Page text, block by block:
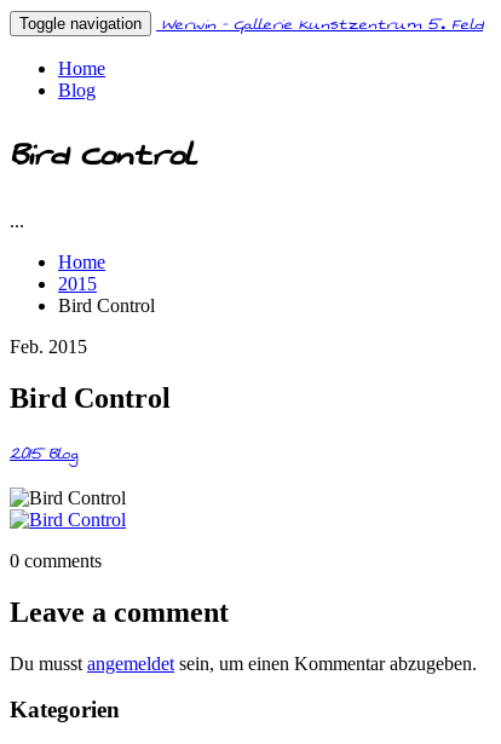
Toggle navigation Werwin - Gallerie Kunstzentrum 5. Feld
Home
Blog
Bird Control
...
Home
2015
Bird Control
Feb. 2015
Bird Control
2015Blog
0 comments
Leave a comment
Du musst angemeldet sein, um einen Kommentar abzugeben.
Kategorien